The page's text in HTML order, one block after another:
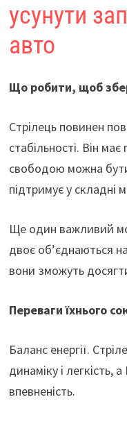
усунути
авто
Що робити, щоб
Стрілець повинен
стабільності. Він
свободою можна
підтримує у складні
Ще один важливий
двоє об’єднаються
вони зможуть
Переваги їхнього
Баланс енергії.
динаміку і легкість,
впевненість.